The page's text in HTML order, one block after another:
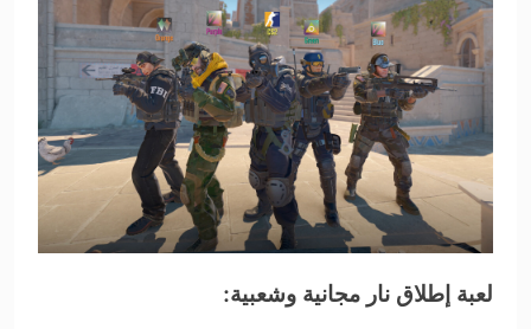
لعبة إطلاق نار مجانية وشعبية: